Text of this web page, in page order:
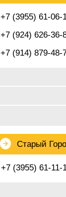
+7 (3955) 61-06-
+7 (924) 626-36-
+7 (914) 879-48-
Старый
+7 (3955) 61-11-